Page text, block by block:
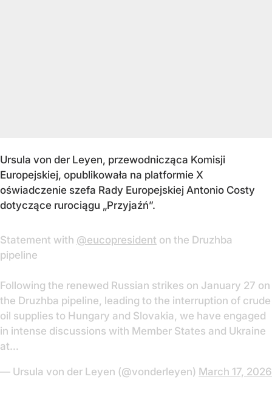
Ursula von der Leyen, przewodnicząca Komisji
Europejskiej, opublikowała na platformie X
oświadczenie szefa Rady Europejskiej Antonio Costy
dotyczące rurociągu „Przyjaźń”.
Statement with @eucopresident on the Druzhba
pipeline
Following the renewed Russian strikes on January 27 on
the Druzhba pipeline, leading to the interruption of crude
oil supplies to Hungary and Slovakia, we have engaged
in intense discussions with Member States and Ukraine
at…
— Ursula von der Leyen (@vonderleyen) March 17, 2026